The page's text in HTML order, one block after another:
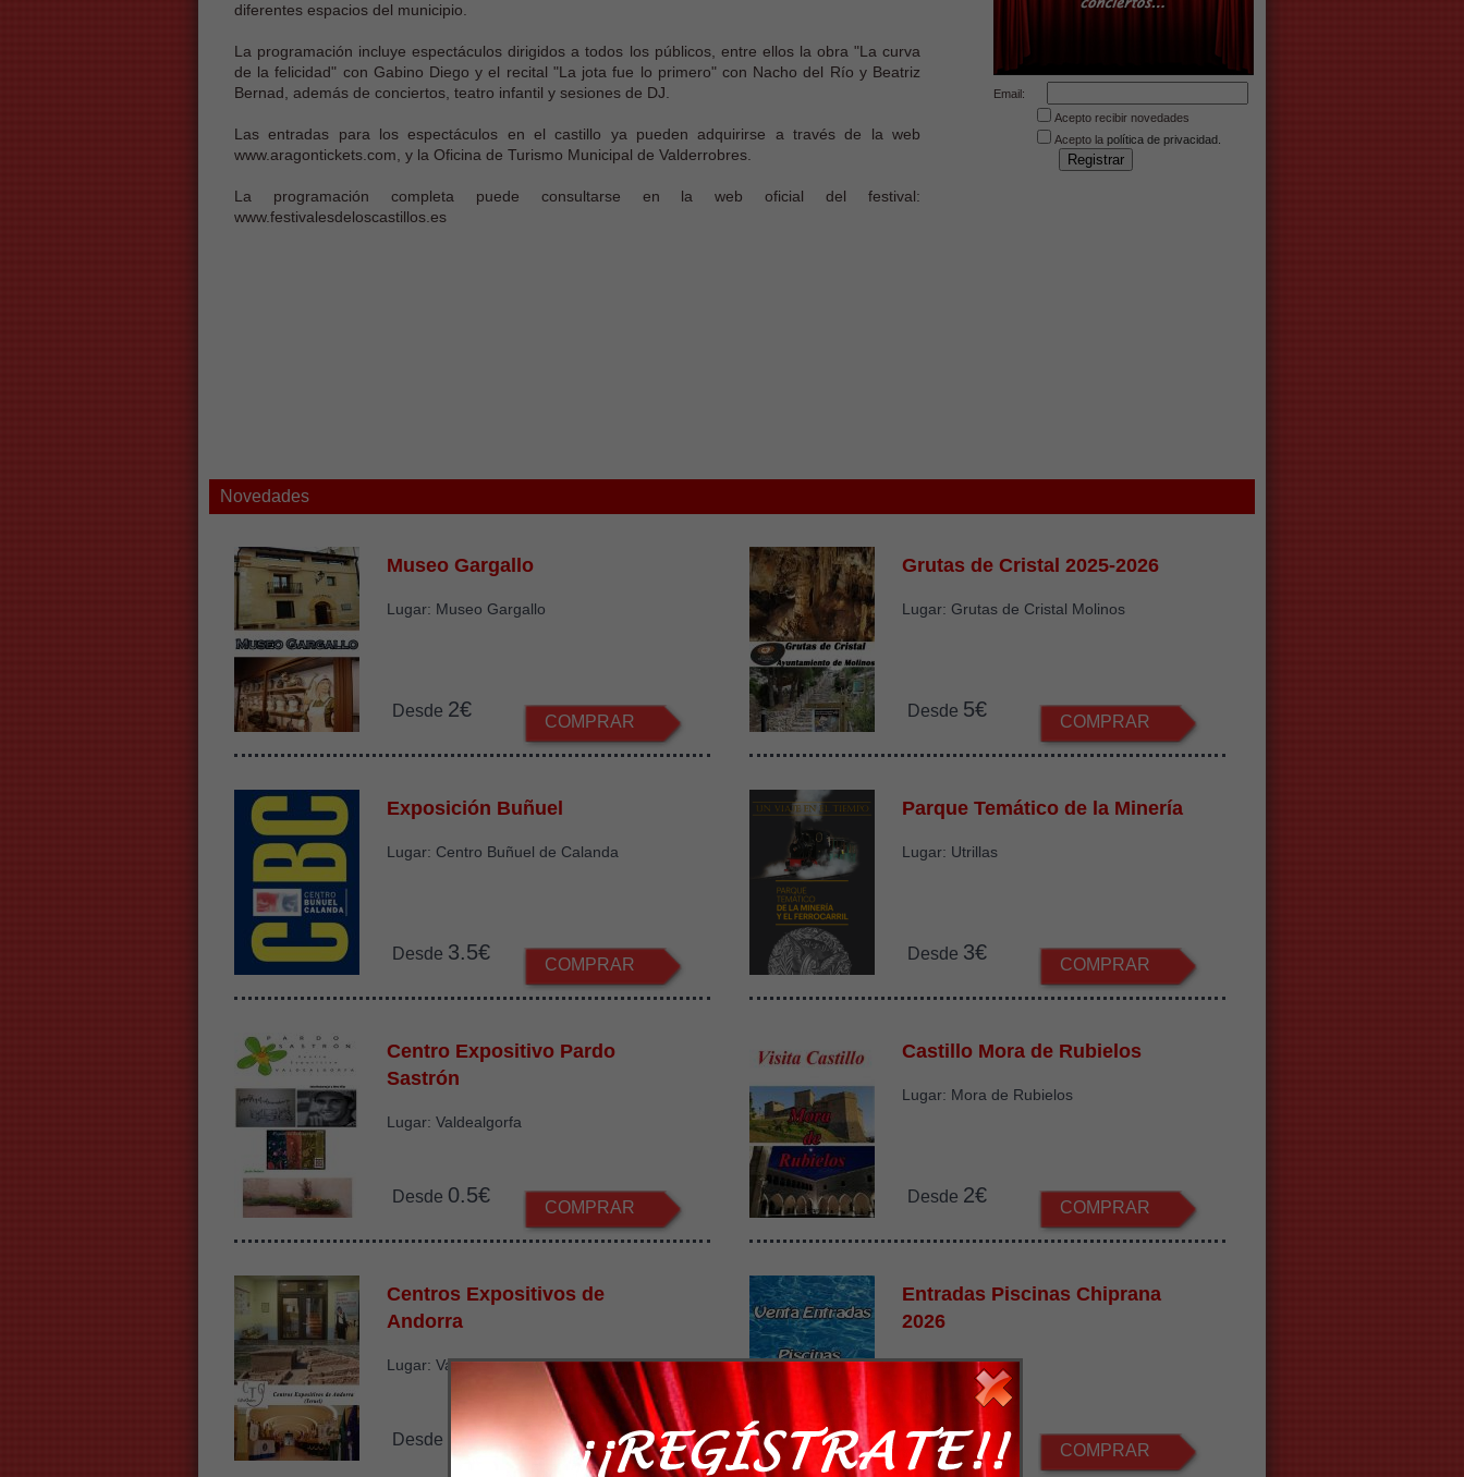
diferentes espacios del municipio.
La programación incluye espectáculos dirigidos a todos los públicos, entre ellos la obra "La curva
de la felicidad" con Gabino Diego y el recital "La jota fue lo primero" con Nacho del Río y Beatriz
Bernad, además de conciertos, teatro infantil y sesiones de DJ.
Las entradas para los espectáculos en el castillo ya pueden adquirirse a través de la web
www.aragontickets.com, y la Oficina de Turismo Municipal de Valderrobres.
La programación completa puede consultarse en la web oficial del festival:
www.festivalesdeloscastillos.es
Email:
Acepto recibir novedades
Acepto la política de privacidad.
Novedades
Museo Gargallo
Lugar: Museo Gargallo
Desde 2€
COMPRAR
Grutas de Cristal 2025-2026
Lugar: Grutas de Cristal Molinos
Desde 5€
COMPRAR
Exposición Buñuel
Lugar: Centro Buñuel de Calanda
Desde 3.5€
COMPRAR
Parque Temático de la Minería
Lugar: Utrillas
Desde 3€
COMPRAR
Centro Expositivo Pardo
Sastrón
Lugar: Valdealgorfa
Desde 0.5€
COMPRAR
Castillo Mora de Rubielos
Lugar: Mora de Rubielos
Desde 2€
COMPRAR
Centros Expositivos de
Andorra
Lugar: Varios recintos
Desde 2.2€
COMPRAR
Entradas Piscinas Chiprana
2026
Lugar: Chiprana
Desde1€
COMPRAR